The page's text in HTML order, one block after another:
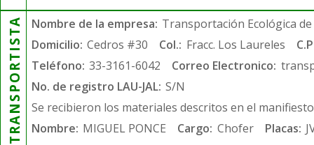
TRANSPORTISTA Nombre de la empresa: Transportación Ecológica de
Domicilio: Cedros #30 Col.: Fracc. Los Laureles
Teléfono: 33-3161-6042 Correo Electronico:
No. de registro LAU-JAL: S/N
Se recibieron los materiales descritos en el
Nombre: MIGUEL PONCE Cargo: Chofer Placas: